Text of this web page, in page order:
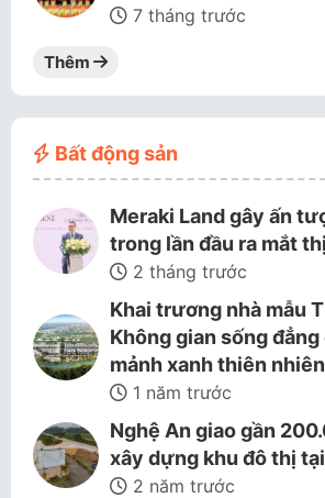
7 tháng trước
Thêm
Bất động sản
Meraki Land gây ấn
trong lần đầu ra mắt
2 tháng trước
Khai trương nhà mẫu
Không gian sống
mảnh xanh thiên
1 năm trước
Nghệ An giao gần
xây dựng khu đô thị
2 năm trước